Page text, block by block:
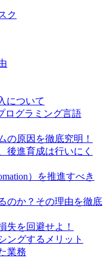
ク
について
ログラミング言語
の原因を徹底究明！
後進育成は行いにく
）を推進すべき
のか？その理由を徹底
失を回避せよ！
ングするメリット
業務